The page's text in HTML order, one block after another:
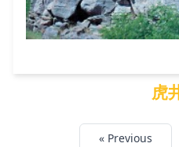
虎井
虎
« Previous